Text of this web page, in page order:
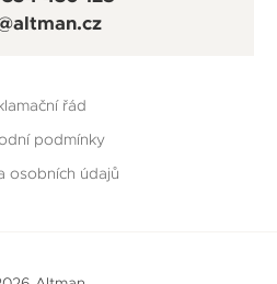
řád
podmínky
osobních údajů